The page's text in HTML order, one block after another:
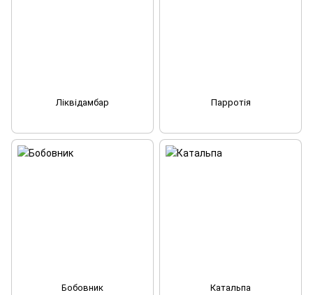
Ліквідамбар Парротія
Бобовник Катальпа